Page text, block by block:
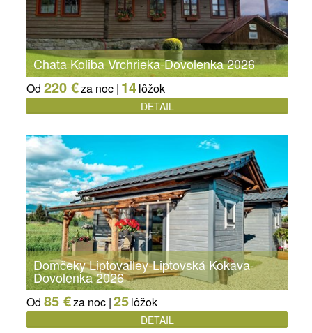
Chata Koliba Vrchrieka-Dovolenka 2026
Od 220 €za noc | 14lôžok
DETAIL
Domčeky Liptovalley-Liptovská Kokava-
Dovolenka 2026
Od 85 €za noc |25lôžok
DETAIL